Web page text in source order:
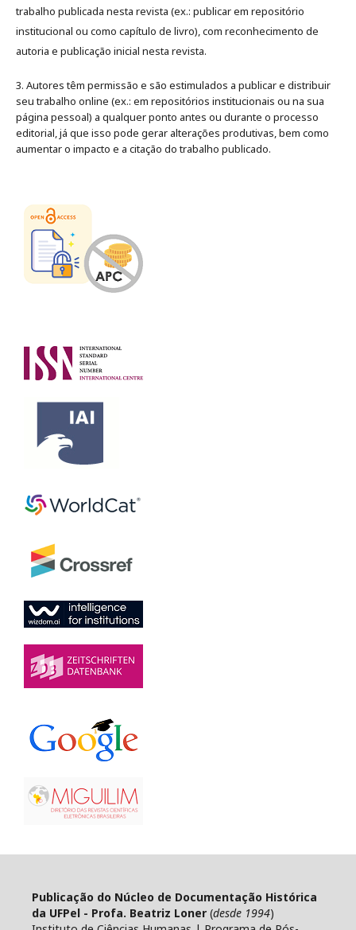
trabalho publicada nesta revista (ex.: publicar em repositório
institucional ou como capítulo de livro), com reconhecimento de
autoria e publicação inicial nesta revista.
3. Autores têm permissão e são estimulados a publicar e distribuir
seu trabalho online (ex.: em repositórios institucionais ou na sua
página pessoal) a qualquer ponto antes ou durante o processo
editorial, já que isso pode gerar alterações produtivas, bem como
aumentar o impacto e a citação do trabalho publicado.
Publicação do Núcleo de Documentação Histórica
da UFPel - Profa. Beatriz Loner (desde 1994)